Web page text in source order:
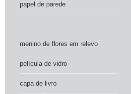
papel de parede
menino de flores em relevo
película de vidro
capa de livro